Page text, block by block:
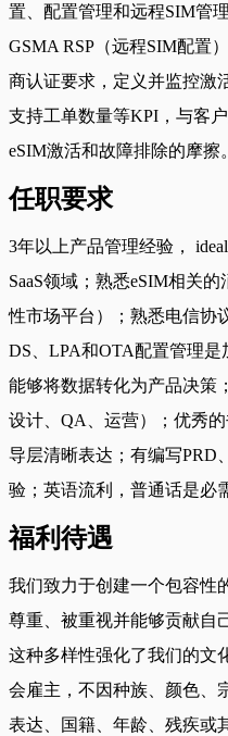
置、配置管理和远程SIM管
GSMA RSP（远程SIM配置
商认证要求，定义并监控激
支持工单数量等KPI，与客
eSIM激活和故障排除的摩擦。
任职要求
3年以上产品管理经验，
SaaS领域；熟悉eSIM相关
性市场平台）；熟悉电信协
DS、LPA和OTA配置管理是
能够将数据转化为产品决策
设计、QA、运营）；优秀
导层清晰表达；有编写PRD
验；英语流利，普通话是必
福利待遇
我们致力于创建一个包容性
尊重、被重视并能够贡献自
这种多样性强化了我们的文
会雇主，不因种族、颜色、
表达、国籍、年龄、残疾或